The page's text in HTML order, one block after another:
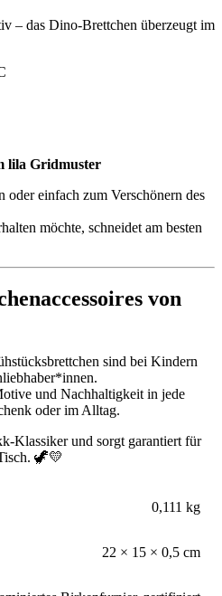
– das Dino-Brettchen überzeugt im
lila Gridmuster
oder einfach zum Verschönern des
möchte, schneidet am besten
von
sind bei Kindern
und Nachhaltigkeit in jede
oder im Alltag.
Klassiker und sorgt garantiert für
🦖💛
0,111 kg
22 × 15 × 0,5 cm